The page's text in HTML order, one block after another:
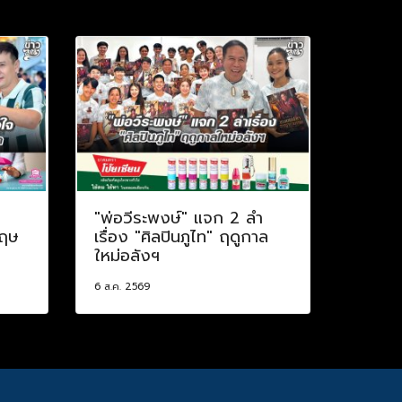
ษ
"พ่อวีระพงษ์" แจก 2 ลำ
เรื่อง "ศิลปินภูไท" ฤดูกาล
ใหม่อลังฯ
6 ส.ค. 2569